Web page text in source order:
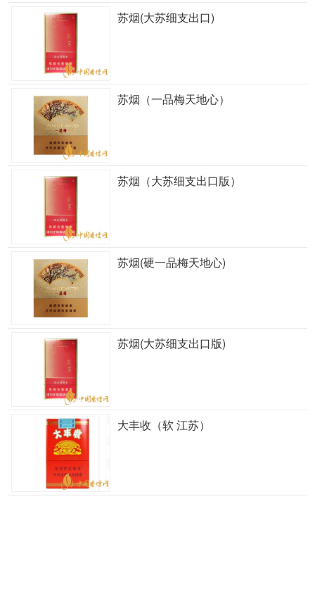
苏烟(大苏细支出口)
苏烟（一品梅天地心）
苏烟（大苏细支出口版）
苏烟(硬一品梅天地心)
苏烟(大苏细支出口版)
大丰收（软 江苏）